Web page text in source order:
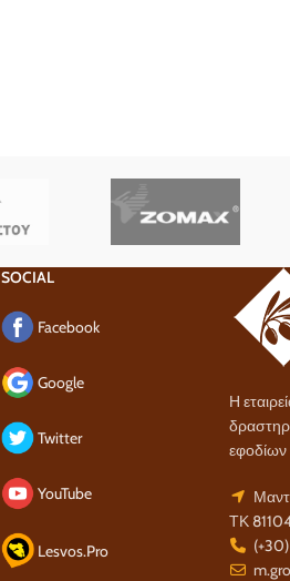
SOCIAL
Facebook
Google
Twitter
YouTube
Lesvos.Pro
Η
εφοδίων
ΤΚ